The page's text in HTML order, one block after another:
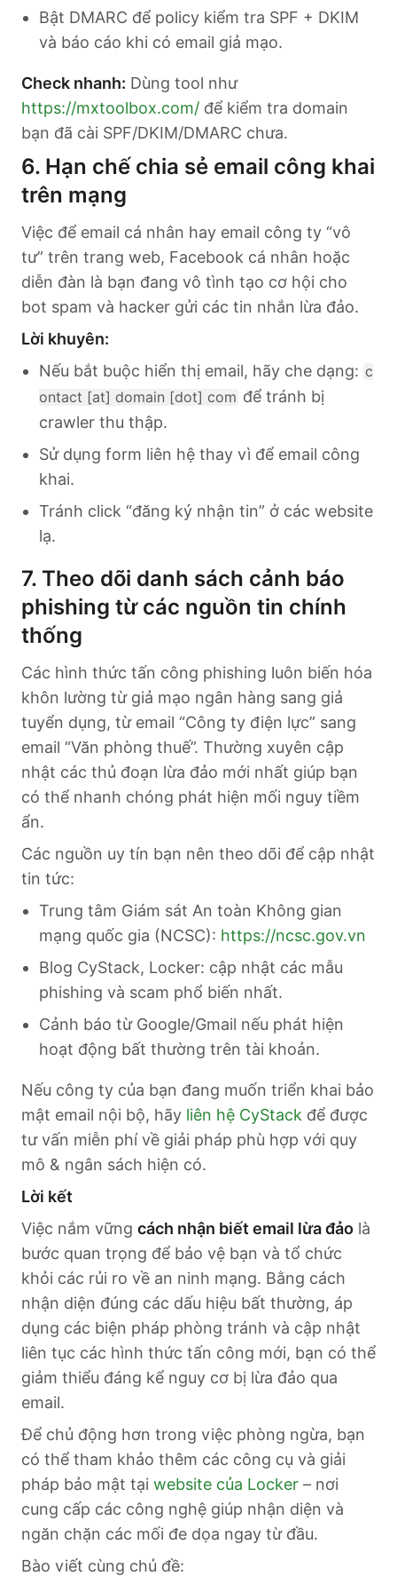
Bật DMARC để policy kiểm tra SPF + DKIM
và báo cáo khi có email giả mạo.
Check nhanh: Dùng tool như
https://mxtoolbox.com/ để kiểm tra domain
bạn đã cài SPF/DKIM/DMARC chưa.
6. Hạn chế chia sẻ email công khai
trên mạng
Việc để email cá nhân hay email công ty “vô
tư” trên trang web, Facebook cá nhân hoặc
diễn đàn là bạn đang vô tình tạo cơ hội cho
bot spam và hacker gửi các tin nhắn lừa đảo.
Lời khuyên:
Nếu bắt buộc hiển thị email, hãy che dạng: c
ontact [at] domain [dot] com để tránh bị
crawler thu thập.
Sử dụng form liên hệ thay vì để email công
khai.
Tránh click “đăng ký nhận tin” ở các website
lạ.
7. Theo dõi danh sách cảnh báo
phishing từ các nguồn tin chính
thống
Các hình thức tấn công phishing luôn biến hóa
khôn lường từ giả mạo ngân hàng sang giả
tuyển dụng, từ email “Công ty điện lực” sang
email “Văn phòng thuế”. Thường xuyên cập
nhật các thủ đoạn lừa đảo mới nhất giúp bạn
có thể nhanh chóng phát hiện mối nguy tiềm
ẩn.
Các nguồn uy tín bạn nên theo dõi để cập nhật
tin tức:
Trung tâm Giám sát An toàn Không gian
mạng quốc gia (NCSC): https://ncsc.gov.vn
Blog CyStack, Locker: cập nhật các mẫu
phishing và scam phổ biến nhất.
Cảnh báo từ Google/Gmail nếu phát hiện
hoạt động bất thường trên tài khoản.
Nếu công ty của bạn đang muốn triển khai bảo
mật email nội bộ, hãy liên hệ CyStack để được
tư vấn miễn phí về giải pháp phù hợp với quy
mô & ngân sách hiện có.
Lời kết
Việc nắm vững cách nhận biết email lừa đảo là
bước quan trọng để bảo vệ bạn và tổ chức
khỏi các rủi ro về an ninh mạng. Bằng cách
nhận diện đúng các dấu hiệu bất thường, áp
dụng các biện pháp phòng tránh và cập nhật
liên tục các hình thức tấn công mới, bạn có thể
giảm thiểu đáng kể nguy cơ bị lừa đảo qua
email.
Để chủ động hơn trong việc phòng ngừa, bạn
có thể tham khảo thêm các công cụ và giải
pháp bảo mật tại website của Locker – nơi
cung cấp các công nghệ giúp nhận diện và
ngăn chặn các mối đe dọa ngay từ đầu.
Bào viết cùng chủ đề: